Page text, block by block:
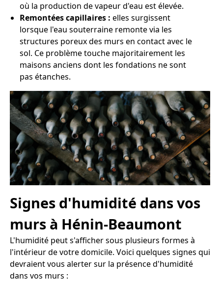
où la production de vapeur d'eau est élevée.
Remontées capillaires : elles surgissent
lorsque l'eau souterraine remonte via les
structures poreux des murs en contact avec le
sol. Ce problème touche majoritairement les
maisons anciens dont les fondations ne sont
pas étanches.
Signes d'humidité dans vos
murs à Hénin-Beaumont
L'humidité peut s'afficher sous plusieurs formes à
l'intérieur de votre domicile. Voici quelques signes qui
devraient vous alerter sur la présence d'humidité
dans vos murs :